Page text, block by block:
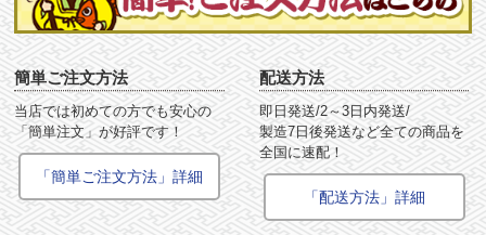
簡単ご注文方法
当店では初めての方でも安心の
「簡単注文」が好評です！
「簡単ご注文方法」詳細
配送方法
即日発送/2～3日内発送/
製造7日後発送など全ての商品を
全国に速配！
「配送方法」詳細